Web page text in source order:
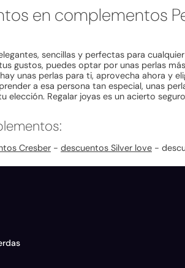
en complementos
sencillas y perfectas para
gustos, puedes optar por unas perlas
unas perlas para ti, aprovecha ahora y
a esa persona tan especial, unas
elección. Regalar joyas es un acierto
Cresber - descuentos Silver love -